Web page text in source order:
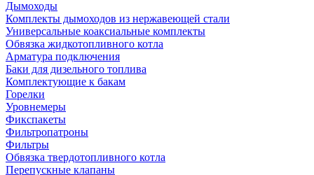
Дымоходы
Комплекты дымоходов из нержавеющей стали
Универсальные коаксиальные комплекты
Обвязка жидкотопливного котла
Арматура подключения
Баки для дизельного топлива
Комплектующие к бакам
Горелки
Уровнемеры
Фикспакеты
Фильтропатроны
Фильтры
Обвязка твердотопливного котла
Перепускные клапаны